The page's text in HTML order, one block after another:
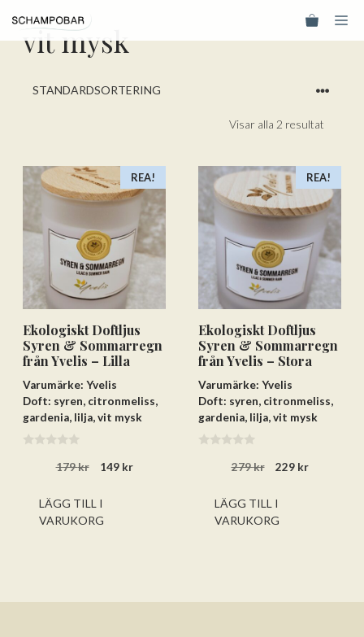
innehållvit mysk
Visar alla 2 resultat
REA!
Ekologiskt Doftljus
Syren & Sommarregn
från Yvelis – Lilla
Varumärke: Yvelis
Doft: syren, citronmeliss,
gardenia, lilja, vit mysk
179kr
Det
priset
var:
149 krDet
LÄGG TILL I
VARUKORG
REA!
Ekologiskt Doftljus
Syren & Sommarregn
från Yvelis – Stora
Varumärke: Yvelis
Doft: syren, citronmeliss,
gardenia, lilja, vit mysk
279kr
Det
priset
var:
229 krDet
LÄGG TILL I
VARUKORG